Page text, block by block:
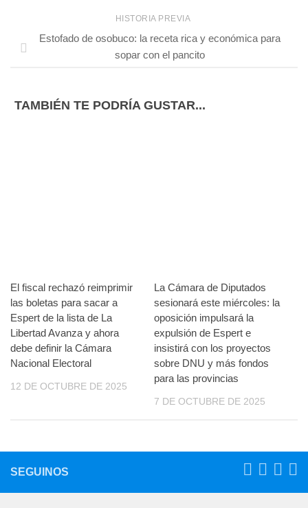
HISTORIA PREVIA
Estofado de osobuco: la receta rica y económica para
sopar con el pancito
TAMBIÉN TE PODRÍA GUSTAR...
El fiscal rechazó reimprimir
las boletas para sacar a
Espert de la lista de La
Libertad Avanza y ahora
debe definir la Cámara
Nacional Electoral
12 DE OCTUBRE DE 2025
La Cámara de Diputados
sesionará este miércoles: la
oposición impulsará la
expulsión de Espert e
insistirá con los proyectos
sobre DNU y más fondos
para las provincias
7 DE OCTUBRE DE 2025
SEGUINOS